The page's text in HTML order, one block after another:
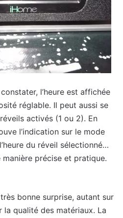
l’heure est affichée
réglable. Il peut aussi se
activés (1 ou 2). En
l’indication sur le mode
du réveil sélectionné…
manière précise et pratique.
bonne surprise, autant sur
la qualité des matériaux. La